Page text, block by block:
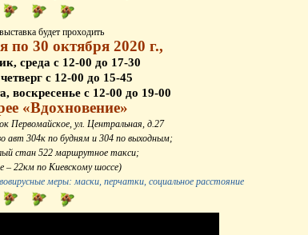
будет проходить
по 30 октября 2020 г.,
среда с 12-00 до 17-30
с 12-00 до 15-45
воскресенье с 12-00 до 19-00
«Вдохновение»
Первомайское, ул. Центральная, д.27
авт 304к по будням и 304 по выходным;
стан 522 маршрутное такси;
– 22км по Киевскому шоссе)
меры: маски, перчатки, социальное расстояние